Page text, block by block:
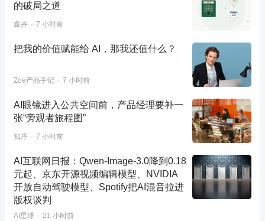
的破局之道
鑫卉 7 小时前
把我的价值赋能给 AI，那我还值什么？
Zoe产品手记 7 小时前
AI眼镜进入公共空间前，产品经理要补一
张“旁观者旅程图”
知序 7 小时前
AI互联网日报：Qwen-Image-3.0降到0.18
元起、京东开源视频编辑模型、NVIDIA
开放自动驾驶模型、Spotify把AI混音拉进
版权谈判
AI星球 21 小时前